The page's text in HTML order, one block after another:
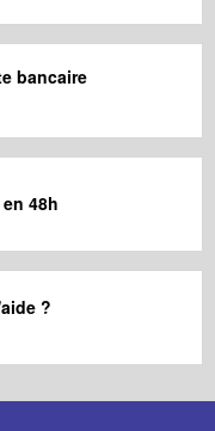
bancaire
48h
?